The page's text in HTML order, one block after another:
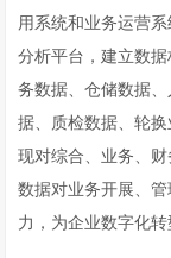
用系统和业务运营
分析平台，建立数
务数据、仓储数据
据、质检数据、轮
现对综合、业务、
数据对业务开展、
力，为企业数字化转